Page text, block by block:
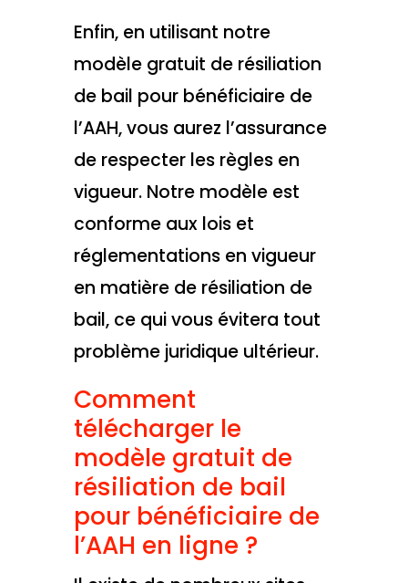
Enfin, en utilisant notre
modèle gratuit de résiliation
de bail pour bénéficiaire de
l’AAH, vous aurez l’assurance
de respecter les règles en
vigueur. Notre modèle est
conforme aux lois et
réglementations en vigueur
en matière de résiliation de
bail, ce qui vous évitera tout
problème juridique ultérieur.
Comment
télécharger le
modèle gratuit de
résiliation de bail
pour bénéficiaire de
l’AAH en ligne ?